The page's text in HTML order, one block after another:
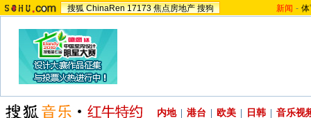
搜狐 ChinaRen 17173 焦点房地产 搜狗 新闻 -
内地 港台 欧美 日韩 音乐视